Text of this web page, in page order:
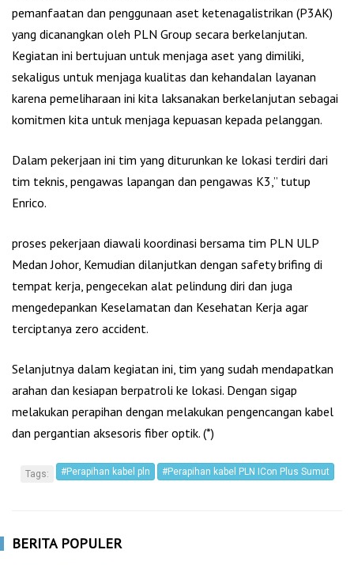
pemanfaatan dan penggunaan aset ketenagalistrikan (P3AK)
yang dicanangkan oleh PLN Group secara berkelanjutan.
Kegiatan ini bertujuan untuk menjaga aset yang dimiliki,
sekaligus untuk menjaga kualitas dan kehandalan layanan
karena pemeliharaan ini kita laksanakan berkelanjutan sebagai
komitmen kita untuk menjaga kepuasan kepada pelanggan.
Dalam pekerjaan ini tim yang diturunkan ke lokasi terdiri dari
tim teknis, pengawas lapangan dan pengawas K3,” tutup
Enrico.
proses pekerjaan diawali koordinasi bersama tim PLN ULP
Medan Johor, Kemudian dilanjutkan dengan safety brifing di
tempat kerja, pengecekan alat pelindung diri dan juga
mengedepankan Keselamatan dan Kesehatan Kerja agar
terciptanya zero accident.
Selanjutnya dalam kegiatan ini, tim yang sudah mendapatkan
arahan dan kesiapan berpatroli ke lokasi. Dengan sigap
melakukan perapihan dengan melakukan pengencangan kabel
dan pergantian aksesoris fiber optik. (*)
Tags: #Perapihan kabel pln #Perapihan kabel PLN ICon Plus Sumut
BERITA POPULER